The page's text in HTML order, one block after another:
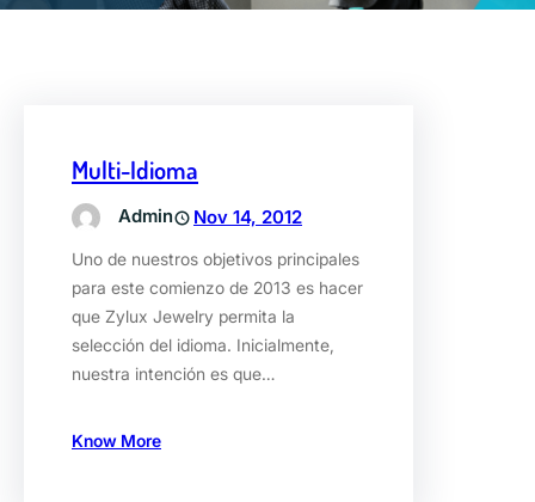
Multi-Idioma
Admin Nov 14, 2012
Uno de nuestros objetivos principales
para este comienzo de 2013 es hacer
que Zylux Jewelry permita la
selección del idioma. Inicialmente,
nuestra intención es que…
Know More